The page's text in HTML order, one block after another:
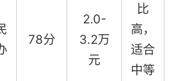
78分
2.0-
3.2万
元
比
高，
适合
中等